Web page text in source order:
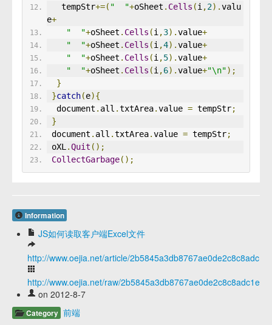
   tempStr
+=( "  "+oSheet . Cells (i ,2).valu
e+
"  "+oSheet . Cells (i ,3).value+
"  "+oSheet . Cells (i ,4).value+
"  "+oSheet . Cells (i ,5).value+
"  "+oSheet . Cells (i ,6).value+"\n");
}
}catch(e){
  document
. all .txtArea.value = tempStr;
}
document . all .txtArea.value = tempStr;
oXL .Quit ();
CollectGarbage();
Information
JS如何读取客户端Excel文件
http://www.oejia.net/article/
http://www.oejia.net/raw/
on 2012-8-7
Category 前端